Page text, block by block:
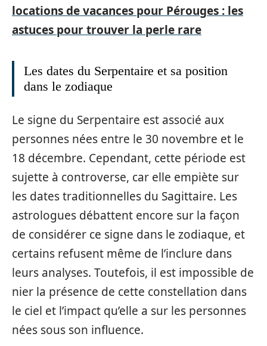
locations de vacances pour Pérouges : les
astuces pour trouver la perle rare
Les dates du Serpentaire et sa position
dans le zodiaque
Le signe du Serpentaire est associé aux
personnes nées entre le 30 novembre et le
18 décembre. Cependant, cette période est
sujette à controverse, car elle empiète sur
les dates traditionnelles du Sagittaire. Les
astrologues débattent encore sur la façon
de considérer ce signe dans le zodiaque, et
certains refusent même de l’inclure dans
leurs analyses. Toutefois, il est impossible de
nier la présence de cette constellation dans
le ciel et l’impact qu’elle a sur les personnes
nées sous son influence.